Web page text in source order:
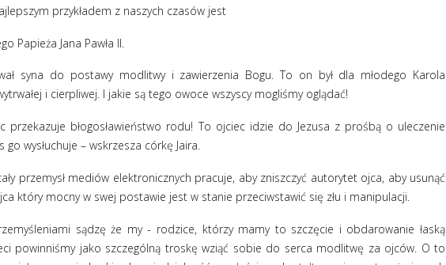
przykładem z naszych czasów jest
Papieża Jana Pawła II.
syna do postawy modlitwy i zawierzenia Bogu. To on był dla młodego Karola
i cierpliwej. I jakie są tego owoce wszyscy mogliśmy oglądać!
przekazuje błogosławieństwo rodu! To ojciec idzie do Jezusa z prośbą o uleczenie
go wysłuchuje – wskrzesza córkę Jaira.
przemysł mediów elektronicznych pracuje, aby zniszczyć autorytet ojca, aby usunąć
który mocny w swej postawie jest w stanie przeciwstawić się złu i manipulacji.
sądzę że my - rodzice, którzy mamy to szczęcie i obdarowanie łaską
powinniśmy jako szczególną troskę wziąć sobie do serca modlitwę za ojców. O to